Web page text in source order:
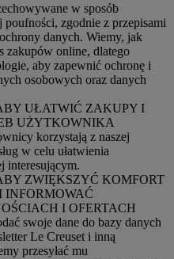
w sposób
poufności, zgodnie z przepisami
danych. Wiemy, jak
zakupów online, dlatego
aby zapewnić ochronę i
osobowych oraz danych
UŁATWIĆ ZAKUPY I
UŻYTKOWNIKA
korzystają z naszej
w celu ułatwienia
interesującym.
ZWIĘKSZYĆ KOMFORT
INFORMOWAĆ
I OFERTACH
swoje dane do bazy danych
Le Creuset i inną
przesyłać mu